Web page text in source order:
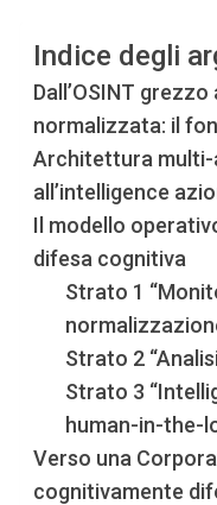
Indice degli
Dall’OSINT grezzo
normalizzata: il
Architettura multi-
all’intelligence
Il modello
difesa cognitiva
Strato 1
Strato 2
Strato 3
human-in-the-
Verso una
cognitivamente